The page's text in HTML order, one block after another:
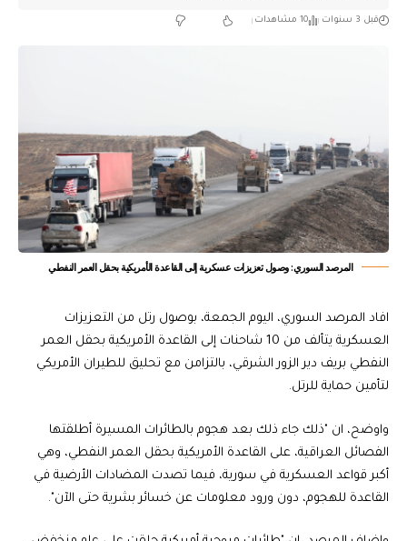
قبل 3 سنوات 10 مشاهدات
المرصد السوري: وصول تعزيزات عسكرية إلى القاعدة الأمريكية بحقل العمر النفطي
افاد المرصد السوري، اليوم الجمعة، بوصول رتل من التعزيزات
العسكرية يتألف من 10 شاحنات إلى القاعدة الأمريكية بحقل العمر
النفطي بريف دير الزور الشرقي، بالتزامن مع تحليق للطيران الأمريكي
لتأمين حماية للرتل.
واوضح، ان "ذلك جاء ذلك بعد هجوم بالطائرات المسيرة أطلقتها
الفصائل العراقية، على القاعدة الأمريكية بحقل العمر النفطي، وهي
أكبر قواعد العسكرية في سورية، فيما تصدت المضادات الأرضية في
القاعدة للهجوم، دون ورود معلومات عن خسائر بشرية حتى الآن".